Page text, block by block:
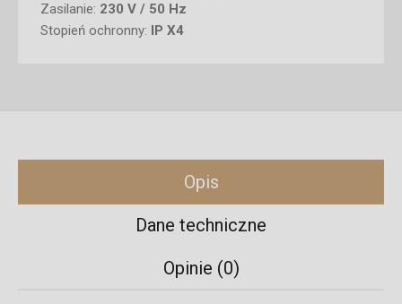
Zasilanie: 230 V / 50 Hz
Stopień ochronny: IP X4
Opis
Dane techniczne
Opinie (0)